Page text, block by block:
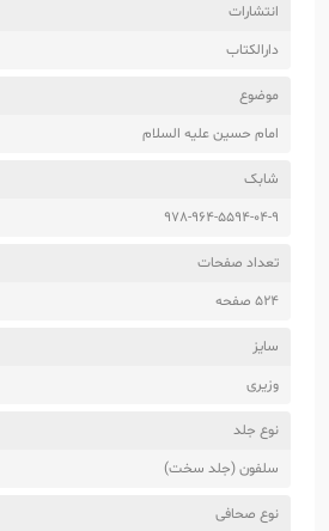
انتشارات
دارالکتاب
موضوع
امام حسین علیه السلام
شابک
978-964-5594-04-9
تعداد صفحات
524 صفحه
سایز
وزیری
نوع جلد
سلفون (جلد سخت)
نوع صحافی